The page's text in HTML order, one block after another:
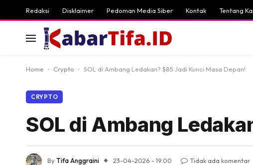
Redaksi Disklaimer Pedoman Media Siber Kontak Tentang
Home - Crypto - SOL di Ambang Ledakan? $85 Jadi Kunci Masa Depan!
CRYPTO
SOL di Ambang
ByTifa Anggraini 23-04-2026 - 19.00 Tidak ada komentar